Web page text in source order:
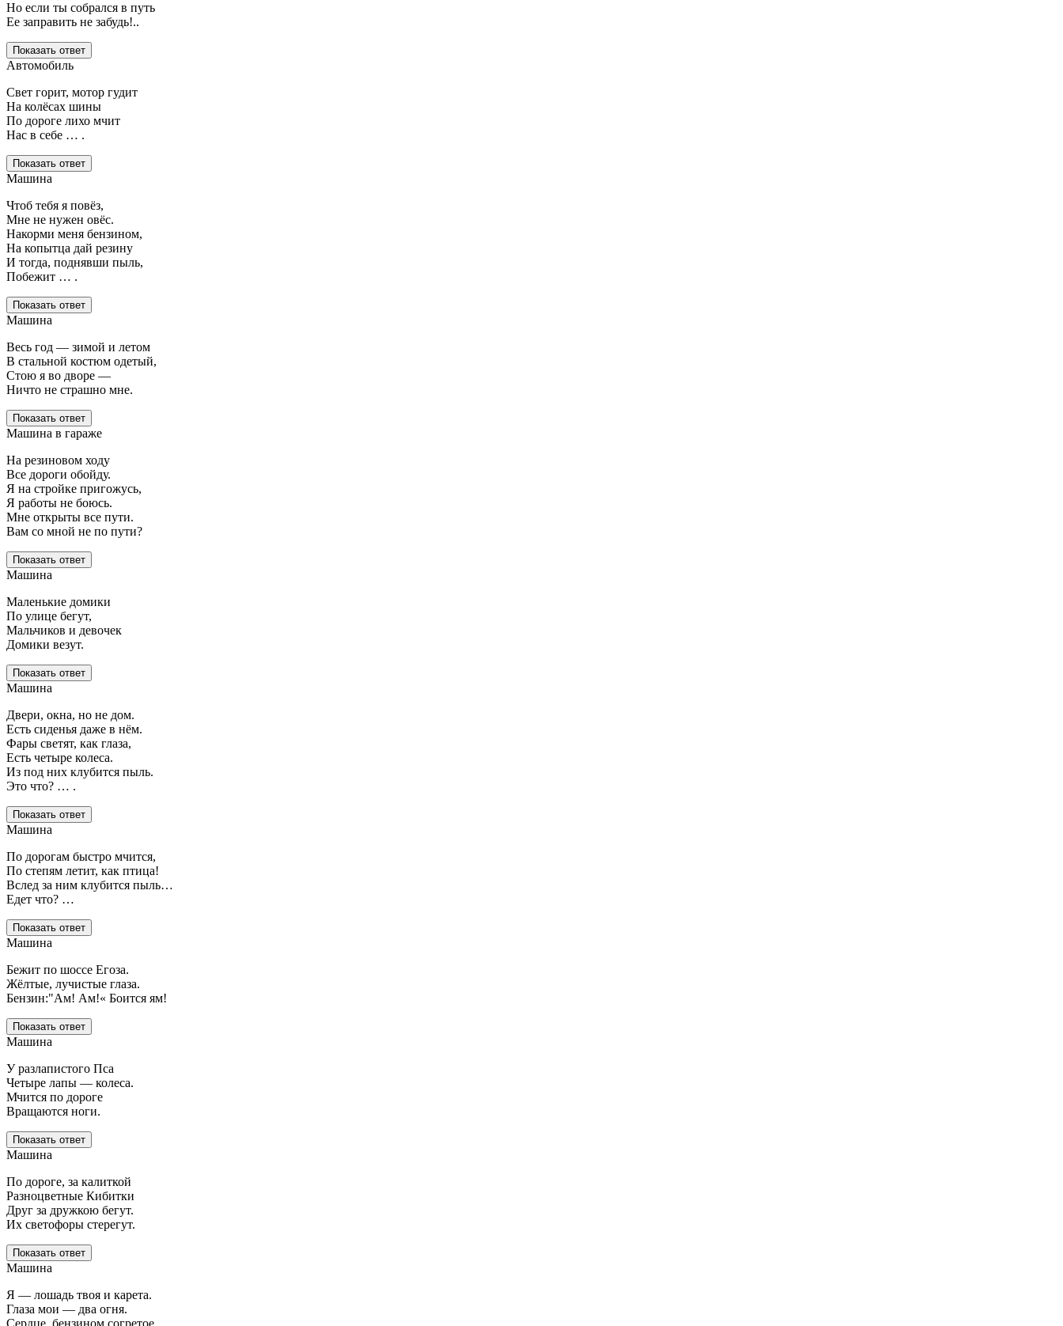
Но если ты собрался в путь
Ее заправить не забудь!..
Показать ответ
Автомобиль
Свет горит, мотор гудит
На колёсах шины
По дороге лихо мчит
Нас в себе … .
Показать ответ
Машина
Чтоб тебя я повёз,
Мне не нужен овёс.
Накорми меня бензином,
На копытца дай резину
И тогда, поднявши пыль,
Побежит … .
Показать ответ
Машина
Весь год — зимой и летом
В стальной костюм одетый,
Стою я во дворе —
Ничто не страшно мне.
Показать ответ
Машина в гараже
На резиновом ходу
Все дороги обойду.
Я на стройке пригожусь,
Я работы не боюсь.
Мне открыты все пути.
Вам со мной не по пути?
Показать ответ
Машина
Маленькие домики
По улице бегут,
Мальчиков и девочек
Домики везут.
Показать ответ
Машина
Двери, окна, но не дом.
Есть сиденья даже в нём.
Фары светят, как глаза,
Есть четыре колеса.
Из под них клубится пыль.
Это что? … .
Показать ответ
Машина
По дорогам быстро мчится,
По степям летит, как птица!
Вслед за ним клубится пыль…
Едет что? …
Показать ответ
Машина
Бежит по шоссе Егоза.
Жёлтые, лучистые глаза.
Бензин:"Ам! Ам!« Боится ям!
Показать ответ
Машина
У разлапистого Пса
Четыре лапы — колеса.
Мчится по дороге
Вращаются ноги.
Показать ответ
Машина
По дороге, за калиткой
Разноцветные Кибитки
Друг за дружкою бегут.
Их светофоры стерегут.
Показать ответ
Машина
Я — лошадь твоя и карета.
Глаза мои — два огня.